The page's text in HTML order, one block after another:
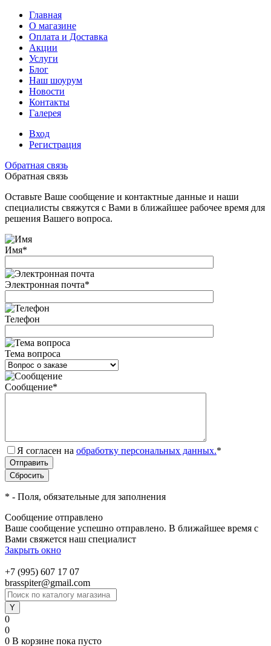
Главная
О магазине
Оплата и Доставка
Акции
Услуги
Блог
Наш шоурум
Новости
Контакты
Галерея
Вход
Регистрация
Обратная связь
Обратная связь
Оставьте Ваше сообщение и контактные данные и наши
специалисты свяжутся с Вами в ближайшее рабочее время для
решения Вашего вопроса.
Имя*
Электронная почта*
Телефон
Тема вопроса
Сообщение*
Я согласен на обработку персональных данных.*
* - Поля, обязательные для заполнения
Сообщение отправлено
Ваше сообщение успешно отправлено. В ближайшее время с
Вами свяжется наш специалист
Закрыть окно
+7 (995) 607 17 07
brasspiter@gmail.com
0
0
0 В корзине пока пусто